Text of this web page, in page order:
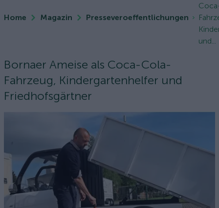
Home Magazin Presseveroeffentlichungen
und...
Bornaer Ameise als Coca-Cola-
Fahrzeug, Kindergartenhelfer und
Friedhofsgärtner